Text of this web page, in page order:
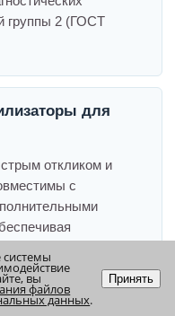
группы 2 (ГОСТ
для
откликом и
с
вы
файлов
данных.
Принять